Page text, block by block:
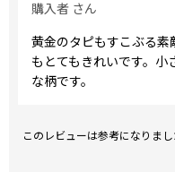
購入者 さん
黄金のタピもすこぶる素
もとてもきれいです。小
な柄です。
このレビューは参考になりまし